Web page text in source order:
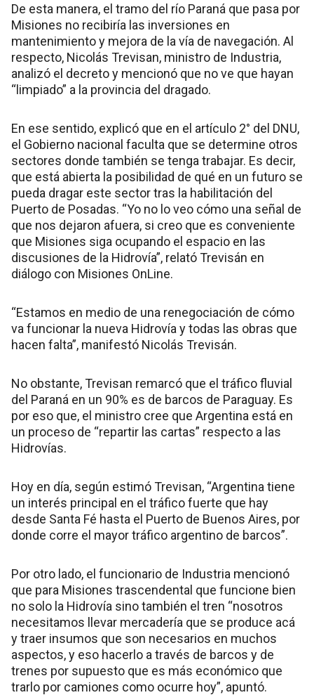
De esta manera, el tramo del río Paraná que pasa por
Misiones no recibiría las inversiones en
mantenimiento y mejora de la vía de navegación. Al
respecto, Nicolás Trevisan, ministro de Industria,
analizó el decreto y mencionó que no ve que hayan
“limpiado” a la provincia del dragado.
En ese sentido, explicó que en el artículo 2° del DNU,
el Gobierno nacional faculta que se determine otros
sectores donde también se tenga trabajar. Es decir,
que está abierta la posibilidad de qué en un futuro se
pueda dragar este sector tras la habilitación del
Puerto de Posadas. “Yo no lo veo cómo una señal de
que nos dejaron afuera, si creo que es conveniente
que Misiones siga ocupando el espacio en las
discusiones de la Hidrovía”, relató Trevisán en
diálogo con Misiones OnLine.
“Estamos en medio de una renegociación de cómo
va funcionar la nueva Hidrovía y todas las obras que
hacen falta”, manifestó Nicolás Trevisán.
No obstante, Trevisan remarcó que el tráfico fluvial
del Paraná en un 90% es de barcos de Paraguay. Es
por eso que, el ministro cree que Argentina está en
un proceso de “repartir las cartas” respecto a las
Hidrovías.
Hoy en día, según estimó Trevisan, “Argentina tiene
un interés principal en el tráfico fuerte que hay
desde Santa Fé hasta el Puerto de Buenos Aires, por
donde corre el mayor tráfico argentino de barcos”.
Por otro lado, el funcionario de Industria mencionó
que para Misiones trascendental que funcione bien
no solo la Hidrovía sino también el tren “nosotros
necesitamos llevar mercadería que se produce acá
y traer insumos que son necesarios en muchos
aspectos, y eso hacerlo a través de barcos y de
trenes por supuesto que es más económico que
trarlo por camiones como ocurre hoy”, apuntó.